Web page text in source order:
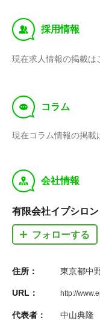
‰ 採用情報
現在求人情報の掲載は
f コラム
現在コラム情報の掲載
y 会社情報
有限会社イプシロン
フォローする
住所： 東京都中
URL： http://
代表者： 中山典隆